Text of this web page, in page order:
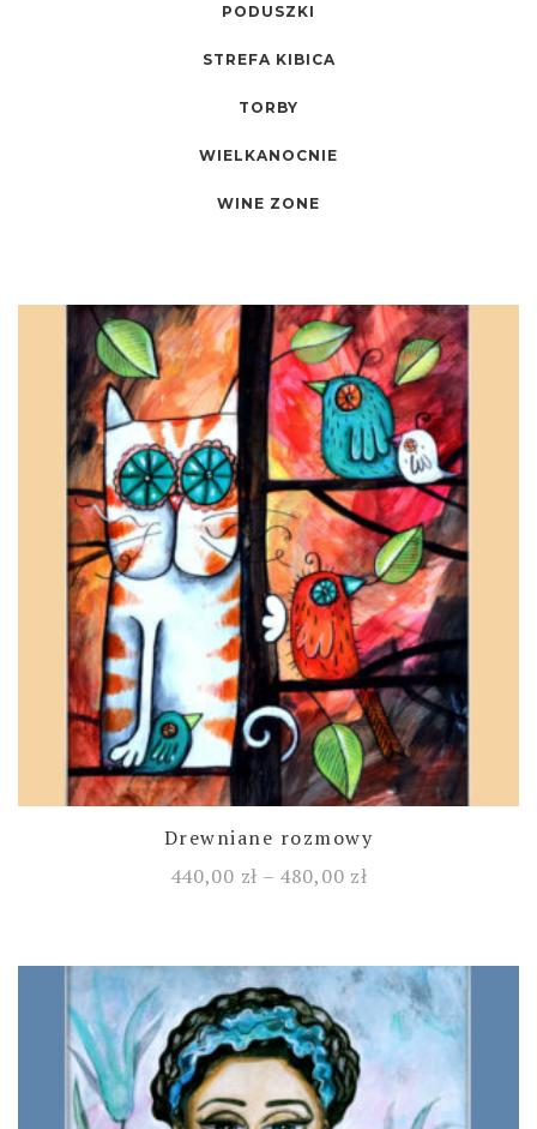
PODUSZKI
STREFA KIBICA
TORBY
WIELKANOCNIE
WINE ZONE
Drewniane rozmowy
440,00 zł – 480,00 zł